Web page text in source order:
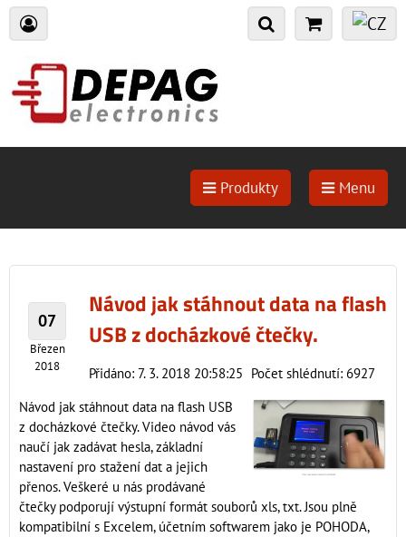
Produkty Menu
07
Březen
2018
Návod jak stáhnout data na flash
USB z docházkové čtečky.
Přidáno: 7. 3. 2018 20:58:25 Počet shlédnutí: 6927
Návod jak stáhnout data na flash USB
z docházkové čtečky. Video návod vás
naučí jak zadávat hesla, základní
nastavení pro stažení dat a jejich
přenos. Veškeré u nás prodávané
čtečky podporují výstupní formát souborů xls, txt. Jsou plně
kompatibilní s Excelem, účetním softwarem jako je POHODA,